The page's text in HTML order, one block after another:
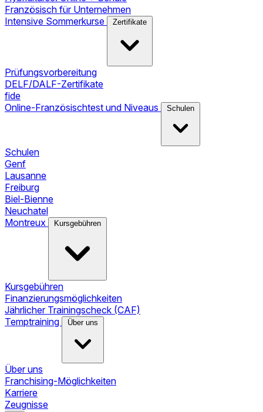
Französisch für Unternehmen
Intensive Sommerkurse
Zertifikate
Prüfungsvorbereitung
DELF/DALF-Zertifikate
fide
Online-Französischtest und Niveaus
Schulen
Schulen
Genf
Lausanne
Freiburg
Biel-Bienne
Neuchatel
Montreux
Kursgebühren
Kursgebühren
Finanzierungsmöglichkeiten
Jährlicher Trainingscheck (CAF)
Temptraining
Über uns
Über uns
Franchising-Möglichkeiten
Karriere
Zeugnisse